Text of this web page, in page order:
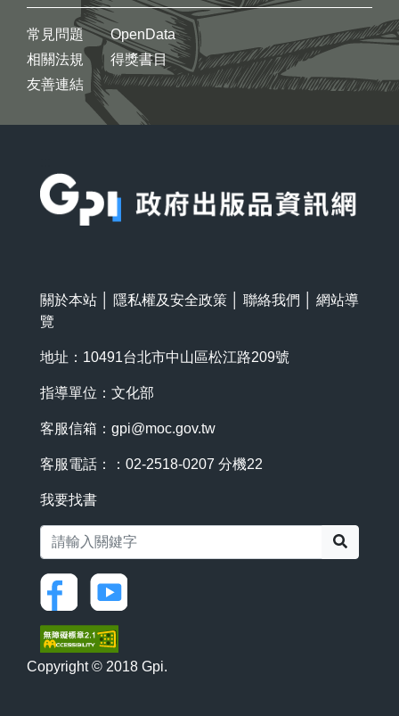
常見問題
相關法規
友善連結
OpenData
得獎書目
關於本站 隱私權及安全政策 聯絡我們
網站導
覽
地址：10491台北市中山區松江路209號
指導單位：文化部
客服信箱： gpi@moc.gov.tw
客服電話：：02-2518-0207 分機22
我要找書
Copyright © 2018 Gpi.